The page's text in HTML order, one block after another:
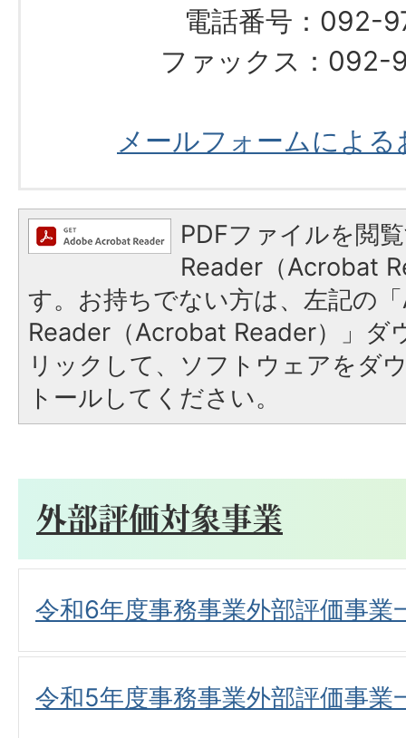
電話番号：092-
ファックス：092-
メールフォームによ
PDFファイルを閲
Reader（Acrobat
す。お持ちでない方は、左記の
Reader（Acrobat Reader）」ダ
リックして、ソフトウェアをダ
トールしてください。
外部評価対象事業
令和6年度事務事業外部評価事業
令和5年度事務事業外部評価事業